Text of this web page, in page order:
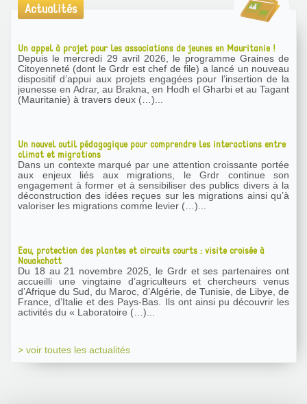
Actualités
Un appel à projet pour les associations de jeunes en Mauritanie !
Depuis le mercredi 29 avril 2026, le programme Graines de
Citoyenneté (dont le Grdr est chef de file) a lancé un nouveau
dispositif d’appui aux projets engagées pour l’insertion de la
jeunesse en Adrar, au Brakna, en Hodh el Gharbi et au Tagant
(Mauritanie) à travers deux (…)...
Un nouvel outil pédagogique pour comprendre les interactions entre
climat et migrations
Dans un contexte marqué par une attention croissante portée
aux enjeux liés aux migrations, le Grdr continue son
engagement à former et à sensibiliser des publics divers à la
déconstruction des idées reçues sur les migrations ainsi qu’à
valoriser les migrations comme levier (…)...
Eau, protection des plantes et circuits courts : visite croisée à
Nouakchott
Du 18 au 21 novembre 2025, le Grdr et ses partenaires ont
accueilli une vingtaine d’agriculteurs et chercheurs venus
d’Afrique du Sud, du Maroc, d’Algérie, de Tunisie, de Libye, de
France, d’Italie et des Pays-Bas. Ils ont ainsi pu découvrir les
activités du « Laboratoire (…)...
> voir toutes les actualités